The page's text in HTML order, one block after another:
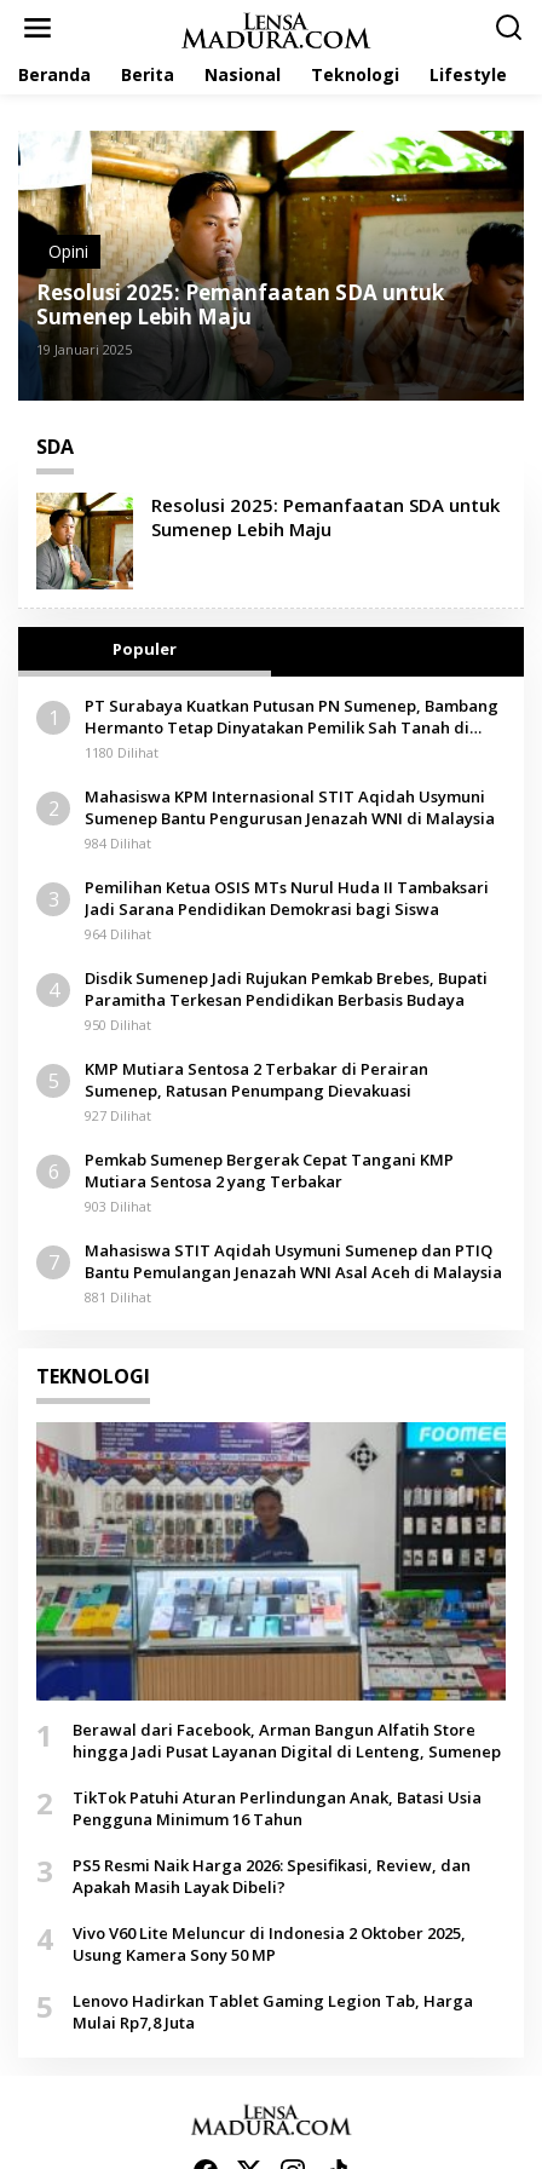
Beranda Berita Nasional Teknologi Lifestyle
Opini
Resolusi 2025: Pemanfaatan SDA untuk
Sumenep Lebih Maju
19 Januari 2025
SDA
Resolusi 2025: Pemanfaatan SDA untuk
Sumenep Lebih Maju
Populer
1
PT Surabaya Kuatkan Putusan PN Sumenep, Bambang
Hermanto Tetap Dinyatakan Pemilik Sah Tanah di
Pamolokan
1180 Dilihat
2
Mahasiswa KPM Internasional STIT Aqidah Usymuni
Sumenep Bantu Pengurusan Jenazah WNI di Malaysia
984 Dilihat
3
Pemilihan Ketua OSIS MTs Nurul Huda II Tambaksari
Jadi Sarana Pendidikan Demokrasi bagi Siswa
964 Dilihat
4
Disdik Sumenep Jadi Rujukan Pemkab Brebes, Bupati
Paramitha Terkesan Pendidikan Berbasis Budaya
950 Dilihat
5
KMP Mutiara Sentosa 2 Terbakar di Perairan
Sumenep, Ratusan Penumpang Dievakuasi
927 Dilihat
6
Pemkab Sumenep Bergerak Cepat Tangani KMP
Mutiara Sentosa 2 yang Terbakar
903 Dilihat
7
Mahasiswa STIT Aqidah Usymuni Sumenep dan PTIQ
Bantu Pemulangan Jenazah WNI Asal Aceh di Malaysia
881 Dilihat
TEKNOLOGI
1
Berawal dari Facebook, Arman Bangun Alfatih Store
hingga Jadi Pusat Layanan Digital di Lenteng, Sumenep
2
TikTok Patuhi Aturan Perlindungan Anak, Batasi Usia
Pengguna Minimum 16 Tahun
3
PS5 Resmi Naik Harga 2026: Spesifikasi, Review, dan
Apakah Masih Layak Dibeli?
4
Vivo V60 Lite Meluncur di Indonesia 2 Oktober 2025,
Usung Kamera Sony 50 MP
5
Lenovo Hadirkan Tablet Gaming Legion Tab, Harga
Mulai Rp7,8 Juta